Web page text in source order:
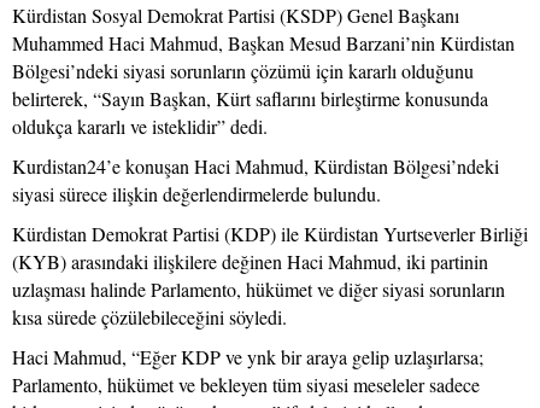
Kürdistan Sosyal Demokrat Partisi (KSDP) Genel Başkanı
Muhammed Haci Mahmud, Başkan Mesud Barzani’nin Kürdistan
Bölgesi’ndeki siyasi sorunların çözümü için kararlı olduğunu
belirterek, “Sayın Başkan, Kürt saflarını birleştirme konusunda
oldukça kararlı ve isteklidir” dedi.
Kurdistan24’e konuşan Haci Mahmud, Kürdistan Bölgesi’ndeki
siyasi sürece ilişkin değerlendirmelerde bulundu.
Kürdistan Demokrat Partisi (KDP) ile Kürdistan Yurtseverler Birliği
(KYB) arasındaki ilişkilere değinen Haci Mahmud, iki partinin
uzlaşması halinde Parlamento, hükümet ve diğer siyasi sorunların
kısa sürede çözülebileceğini söyledi.
Haci Mahmud, “Eğer KDP ve ynk bir araya gelip uzlaşırlarsa;
Parlamento, hükümet ve bekleyen tüm siyasi meseleler sadece